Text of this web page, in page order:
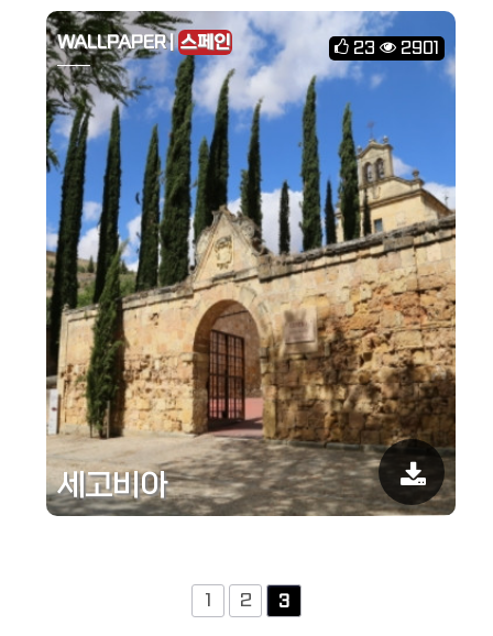
WALLPAPER |스페인
세고비아
23 2901
1 2 3